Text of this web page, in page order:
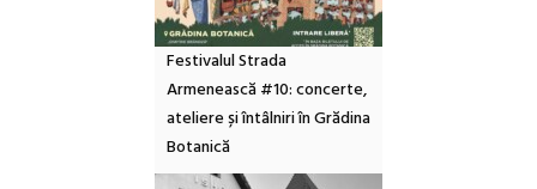
Festivalul Strada
Armenească #10: concerte,
ateliere și întâlniri în Grădina
Botanică